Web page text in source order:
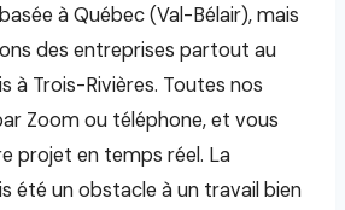
à Québec (Val-Bélair), mais
des entreprises partout au
à Trois-Rivières. Toutes nos
Zoom ou téléphone, et vous
projet en temps réel. La
été un obstacle à un travail bien